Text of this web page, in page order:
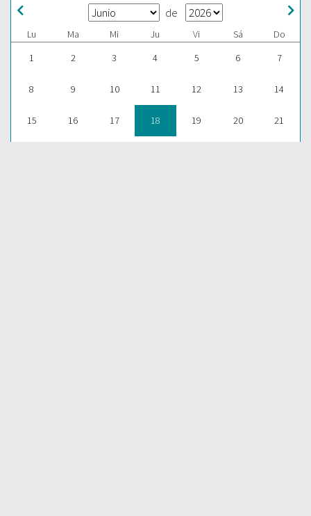
de
Lu Ma Mi Ju Vi Sá
Do
1
2 3 4 5 6 7
8 9 10 11 12 13 14
15 16 17 18 19 20 21